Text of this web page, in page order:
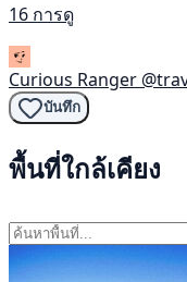
16 การดู
Curious Ranger
บันทึก
พื้นที่ใกล้เคียง